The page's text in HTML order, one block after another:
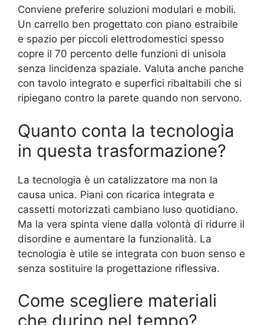
Conviene preferire soluzioni modulari e mobili.
Un carrello ben progettato con piano estraibile
e spazio per piccoli elettrodomestici spesso
copre il 70 percento delle funzioni di unisola
senza lincidenza spaziale. Valuta anche panche
con tavolo integrato e superfici ribaltabili che si
ripiegano contro la parete quando non servono.
Quanto conta la tecnologia
in questa trasformazione?
La tecnologia è un catalizzatore ma non la
causa unica. Piani con ricarica integrata e
cassetti motorizzati cambiano luso quotidiano.
Ma la vera spinta viene dalla volontà di ridurre il
disordine e aumentare la funzionalità. La
tecnologia è utile se integrata con buon senso e
senza sostituire la progettazione riflessiva.
Come scegliere materiali
che durino nel tempo?